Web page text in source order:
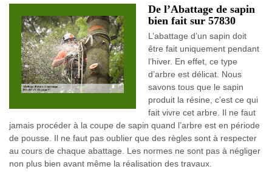
De l’Abattage de sapin
bien fait sur 57830
L’abattage d’un sapin doit
être fait uniquement pendant
l’hiver. En effet, ce type
d’arbre est délicat. Nous
savons tous que le sapin
produit la résine, c’est ce qui
fait vivre cet arbre. Il ne faut
jamais procéder à la coupe de sapin quand l’arbre est en période
de pousse. Il ne faut pas oublier que des règles sont à respecter
au cours de chaque abattage. Les normes ne sont pas à négliger
non plus bien avant même la réalisation des travaux.